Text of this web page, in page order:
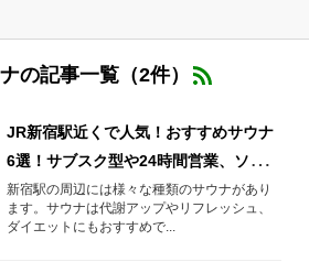
の記事一覧（2件）
JR新宿駅近くで人気！おすすめサウナ
6選！サブスク型や24時間営業、ソロサ
ウナも！
新宿駅の周辺には様々な種類のサウナがあり
ます。サウナは代謝アップやリフレッシュ、
ダイエットにもおすすめで...